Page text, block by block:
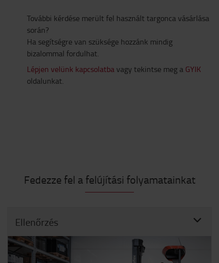
További kérdése merült fel használt targonca vásárlása
során?
Ha segítségre van szüksége hozzánk mindig
bizalommal fordulhat.
Lépjen velünk kapcsolatbavagy tekintse meg a GYIK
oldalunkat.
Fedezze fel a felújítási folyamatainkat
Ellenőrzés